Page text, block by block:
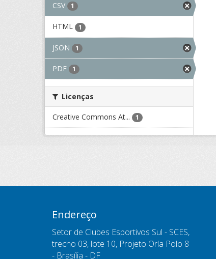
CSV 1
HTML 1
JSON 1
PDF 1
Licenças
Creative Commons At... 1
Endereço
Setor de Clubes Esportivos Sul - SCES,
trecho 03, lote 10, Projeto Orla Polo 8
- Brasília - DF